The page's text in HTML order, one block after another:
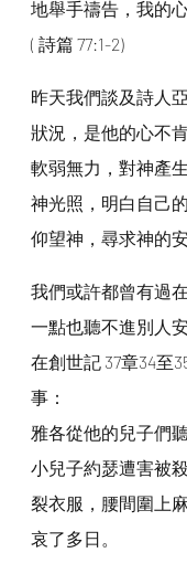
地舉手禱告，我的
( 詩篇 77:1-2)
昨天我們談及詩人
狀況，是他的心不
軟弱無力，對神產
神光照，明白自己
仰望神，尋求神的安
我們或許都曾有過
一點也聽不進別人
在創世記 37章34至
事：
雅各從他的兒子們
小兒子約瑟遭害被
裂衣服，腰間圍上
哀了多日。